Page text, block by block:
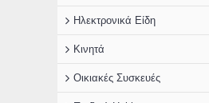
Ηλεκτρονικά Είδη
Κινητά
Οικιακές Συσκευές